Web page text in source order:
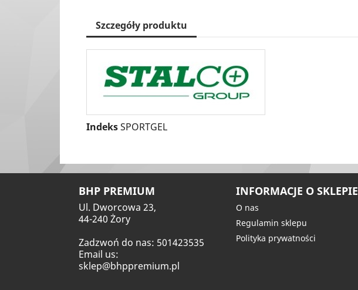
Szczegóły produktu
IndeksSPORTGEL
BHP PREMIUM
Ul. Dworcowa 23,
44-240 Żory
Zadzwoń do nas: 501423535
Email us:
sklep@bhppremium.pl
INFORMACJE O SKLEPIE
O nas
Regulamin sklepu
Polityka prywatności